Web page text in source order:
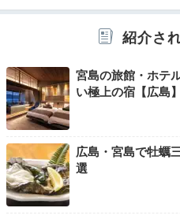
Night
静かな夜を愉しむ
ブックカフェと散歩
紹介さ
宮島の旅館・ホテ
い極上の宿【広島】
広島・宮島で牡蠣
選